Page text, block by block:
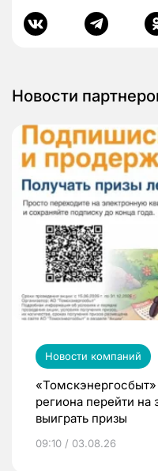
Новости
Новости компаний
региона перейти на
выиграть призы
09:10 / 03.08.26